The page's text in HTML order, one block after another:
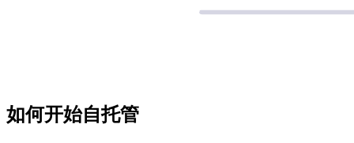
如何开始自托管